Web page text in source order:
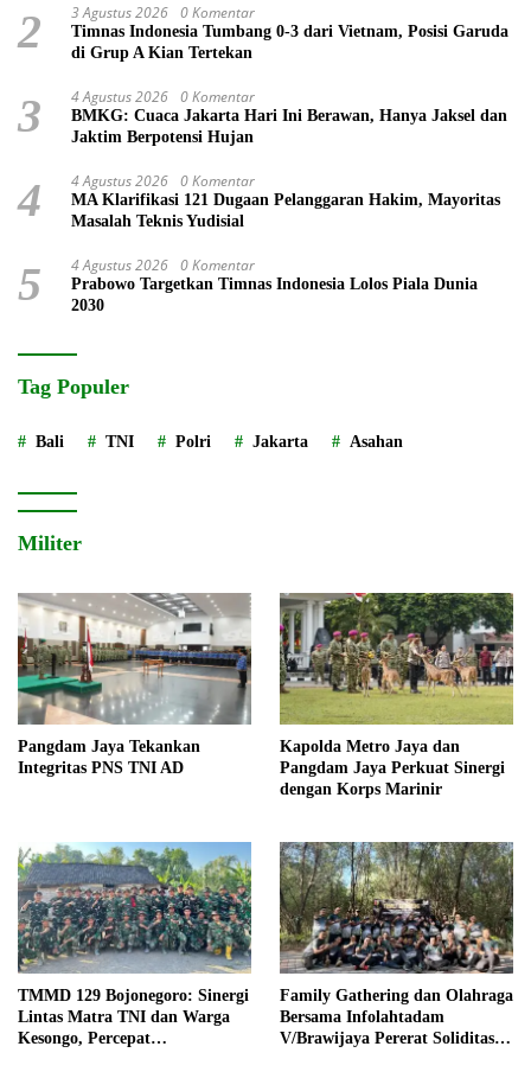
2 3 Agustus 2026 0 Komentar
Timnas Indonesia Tumbang 0-3 dari Vietnam, Posisi Garuda
di Grup A Kian Tertekan
3 4 Agustus 2026 0 Komentar
BMKG: Cuaca Jakarta Hari Ini Berawan, Hanya Jaksel dan
Jaktim Berpotensi Hujan
4 4 Agustus 2026 0 Komentar
MA Klarifikasi 121 Dugaan Pelanggaran Hakim, Mayoritas
Masalah Teknis Yudisial
5 4 Agustus 2026 0 Komentar
Prabowo Targetkan Timnas Indonesia Lolos Piala Dunia
2030
Tag Populer
Bali TNI Polri Jakarta Asahan
Militer
Pangdam Jaya Tekankan
Integritas PNS TNI AD
Kapolda Metro Jaya dan
Pangdam Jaya Perkuat Sinergi
dengan Korps Marinir
TMMD 129 Bojonegoro: Sinergi
Lintas Matra TNI dan Warga
Kesongo, Percepat
Family Gathering dan Olahraga
Bersama Infolahtadam
V/Brawijaya Pererat Soliditas